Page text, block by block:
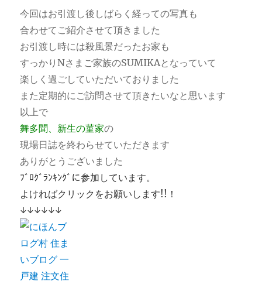
今回はお引渡し後しばらく経っての写真も
合わせてご紹介させて頂きました
お引渡し時には殺風景だったお家も
すっかりNさまご家族のSUMIKAとなっていて
楽しく過ごしていただいておりました
また定期的にご訪問させて頂きたいなと思います
以上で
舞多聞、新生の菫家の
現場日誌を終わらせていただきます
ありがとうございました
ﾌﾞﾛｸﾞﾗﾝｷﾝｸﾞに参加しています。
よければクリックをお願いします!!！
↓↓↓↓↓↓